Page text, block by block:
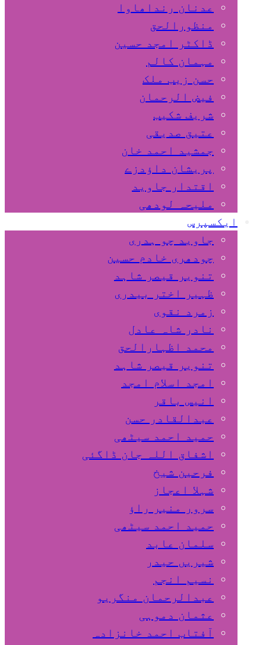
عدنان رنداھاوا
منظورالحق
ڈاکٹر امجد حسین
مہمان کالم
حسن زیب ملک
فیض الرحمان
شریف شکیب
عتیق صدیقی
جمشید احمد خان
پریشان داﺅدزے
اقتدار جاوید
ملیحہ لودھی
ایکسپرس
جاوید چو ہدری
چودھری خادم حسین
تنویر قیصر شاہد
ظہیر اختر بیدری
زمرد نقوی
نادر شاہ عادل
محمد اظہارالحق
تنویر قیصر شاہد
امجد اسلام امجد
انیس باقر
عبدالقادر حسن
حمید احمد سیٹھی
اشفاق اللہ جان ڈاگئی
فرحین شیخ
شہلا اعجاز
سرور منیر راؤ
حمید احمد سیٹھی
سلمان عابد
شیریں حیدر
نسیم انجم
عبدالرحمان منگریو
عثمان دموہی
آفتاب احمد خانزادہ